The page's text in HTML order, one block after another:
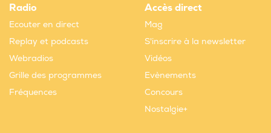
Radio
Ecouter en direct
Replay et podcasts
Webradios
Grille des programmes
Fréquences
Accès direct
Mag
S'inscrire à la newsletter
Vidéos
Evènements
Concours
Nostalgie+